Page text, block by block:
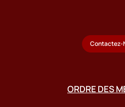
Contactez-
ORDRE DES